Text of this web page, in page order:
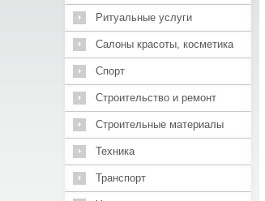
Ритуальные услуги
Салоны красоты, косметика
Спорт
Строительство и ремонт
Строительные материалы
Техника
Транспорт